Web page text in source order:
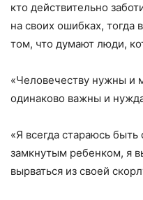
кто действительно
на своих ошибках, тогда
том, что думают люди,
«Человечеству нужны
одинаково важны и
«Я всегда стараюсь
замкнутым ребенком, я
вырваться из своей